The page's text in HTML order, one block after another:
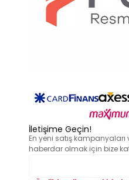
İletişime Geçin!
En yeni satış
haberdar olmak için bize